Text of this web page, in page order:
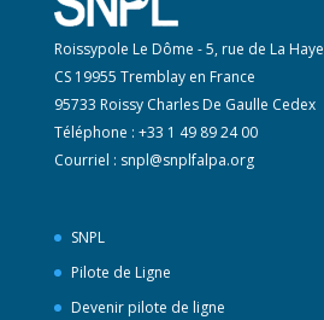
Roissypole Le Dôme - 5, rue de La Haye
CS 19955 Tremblay en France
95733 Roissy Charles De Gaulle Cedex
Téléphone : +33 1 49 89 24 00
Courriel : snpl@snplfalpa.org
SNPL
Pilote de Ligne
Devenir pilote de ligne